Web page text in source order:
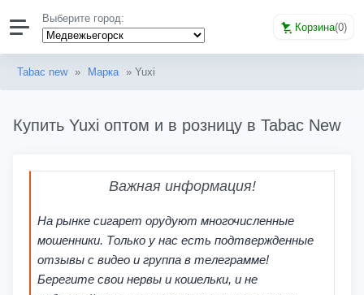
Выберите город:
Корзина(0)
Tabac new » Марка » Yuxi
Купить Yuxi оптом и в розницу в Tabac New
Важная информация!
На рынке сигарет орудуют многочисленные
мошенники. Только у нас есть подтвержденные
отзывы с видео и группа в телеграмме!
Берегите свои нервы и кошельки, и не